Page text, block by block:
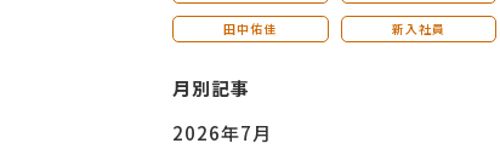
田中佑佳 新入社員
月別記事
2026年7月